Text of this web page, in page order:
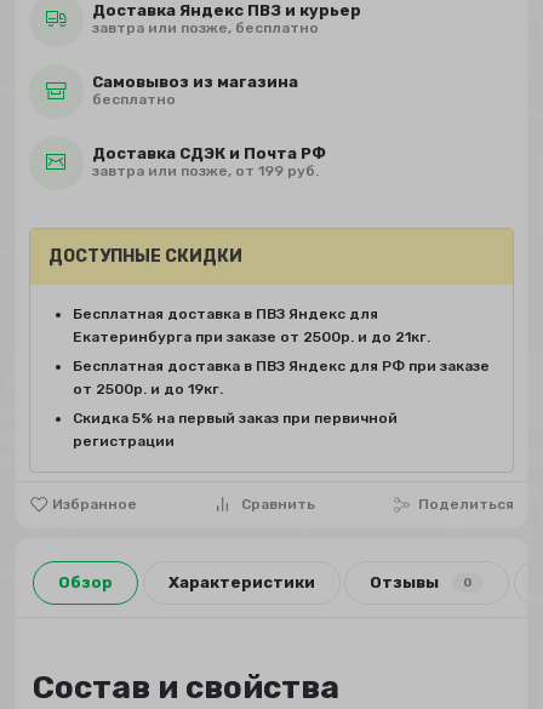
Доставка Яндекс ПВЗ и курьер
завтра или позже, бесплатно
Самовывоз из магазина
бесплатно
Доставка СДЭК и Почта РФ
завтра или позже, от 199 руб.
Избранное Сравнить Поделиться
ДОСТУПНЫЕ СКИДКИ
Бесплатная доставка в ПВЗ Яндекс для
Екатеринбурга при заказе от 2500р. и до 21кг.
Бесплатная доставка в ПВЗ Яндекс для РФ при заказе
от 2500р. и до 19кг.
Скидка 5% на первый заказ при первичной
регистрации
Обзор Характеристики Отзывы 0
Состав и свойства